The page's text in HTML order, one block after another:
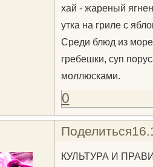
хай - жареный
утка на гриле с
Среди блюд из
гребешки, суп
моллюсками.
0
Поделиться
КУЛЬТУРА И